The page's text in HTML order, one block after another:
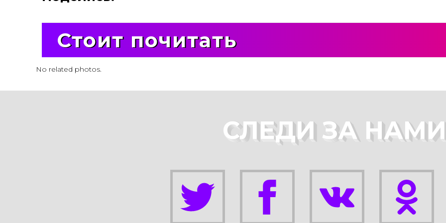
Стоит почитать
No related photos.
СЛЕДИ ЗА НАМИ